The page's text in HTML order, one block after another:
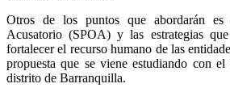
Otros de los puntos que abordarán
Acusatorio (SPOA) y las estrategias
fortalecer el recurso humano de las
propuesta que se viene estudiando con
distrito de Barranquilla.